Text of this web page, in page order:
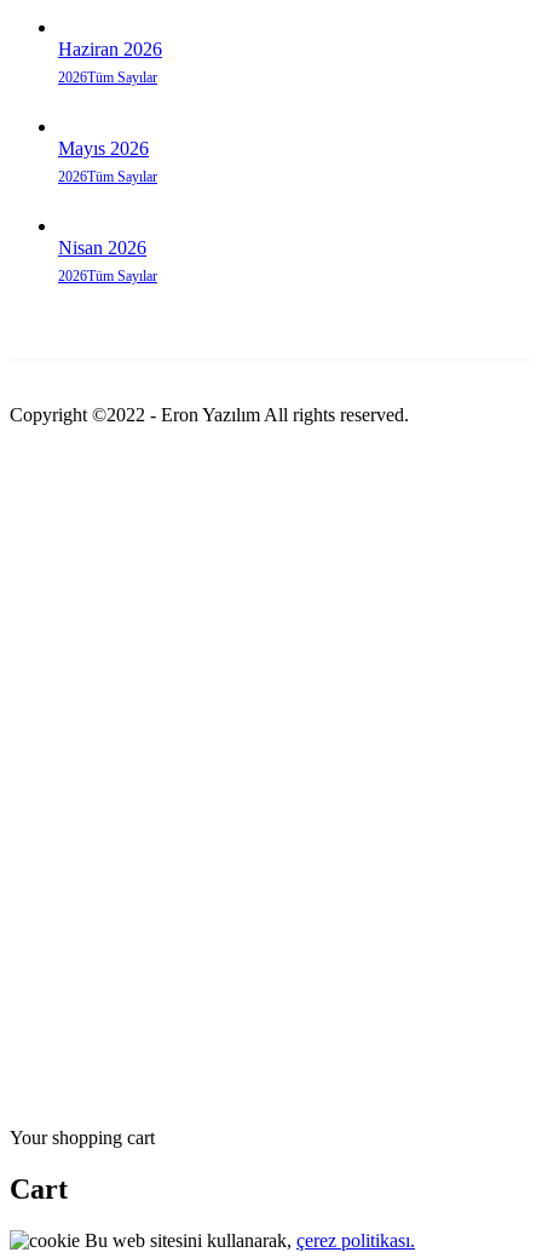
Haziran 2026
2026Tüm Sayılar
Mayıs 2026
2026Tüm Sayılar
Nisan 2026
2026Tüm Sayılar
Copyright ©2022 - Eron Yazılım All rights reserved.
for:
Your shopping cart
Cart
Bu web sitesini kullanarak, çerez politikası.